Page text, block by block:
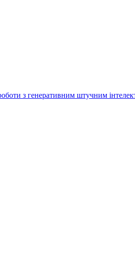
з генеративним штучним